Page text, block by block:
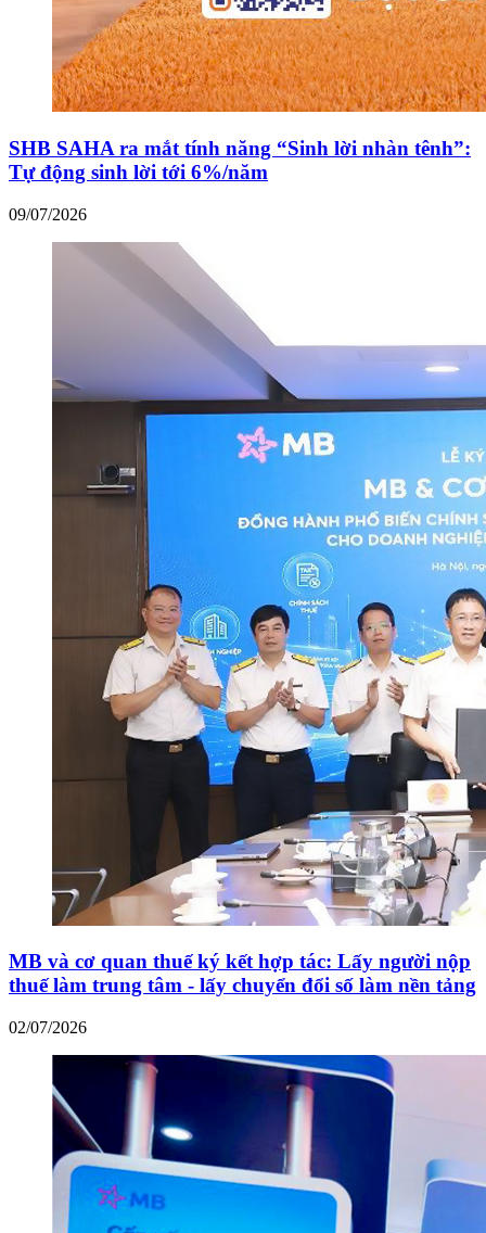
SHB SAHA ra mắt tính năng “Sinh lời nhàn tênh”:
Tự động sinh lời tới 6%/năm
09/07/2026
MB và cơ quan thuế ký kết hợp tác: Lấy người nộp
thuế làm trung tâm - lấy chuyển đổi số làm nền tảng
02/07/2026